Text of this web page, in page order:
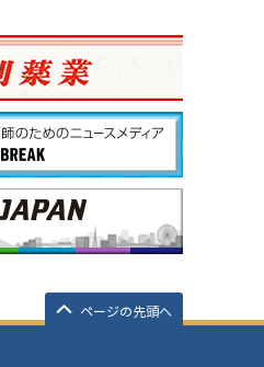
ページの先頭へ